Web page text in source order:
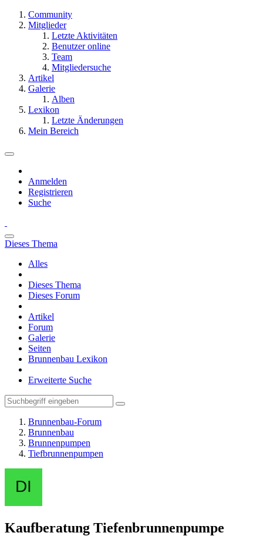
Community
Mitglieder
Letzte Aktivitäten
Benutzer online
Team
Mitgliedersuche
Artikel
Galerie
Alben
Lexikon
Letzte Änderungen
Mein Bereich
Anmelden
Registrieren
Suche
Dieses Thema
Alles
Dieses Thema
Dieses Forum
Artikel
Forum
Galerie
Seiten
Brunnenbau Lexikon
Erweiterte Suche
Brunnenbau-Forum
Brunnenbau
Brunnenpumpen
Tiefbrunnenpumpen
Kaufberatung Tiefenbrunnenpumpe